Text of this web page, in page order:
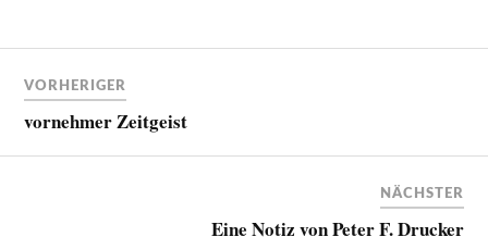
VORHERIGER
vornehmer Zeitgeist
NÄCHSTER
Eine Notiz von Peter F. Drucker